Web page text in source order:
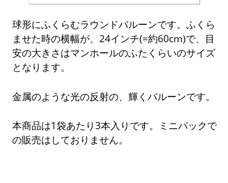
球形にふくらむラウンドバルーンです。ふくら
ませた時の横幅が、24インチ(=約60cm)で、目
安の大きさはマンホールのふたくらいのサイズ
となります。
金属のような光の反射の、輝くバルーンです。
本商品は1袋あたり3本入りです。ミニパックで
の販売はしておりません。